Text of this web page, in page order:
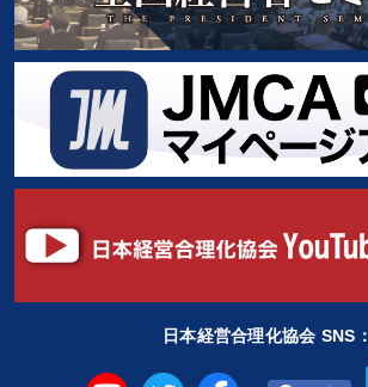
日本経営合理化協会 SNS：